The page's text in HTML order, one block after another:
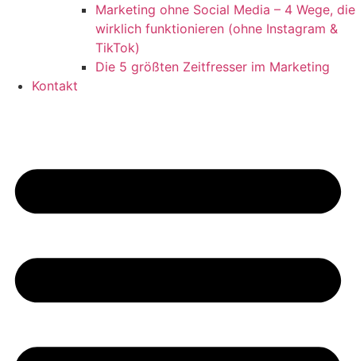
Marketing ohne Social Media – 4 Wege, die
wirklich funktionieren (ohne Instagram &
TikTok)
Die 5 größten Zeitfresser im Marketing
Kontakt